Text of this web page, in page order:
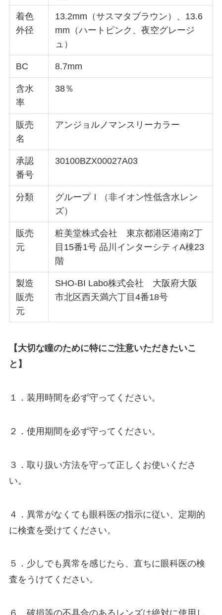
着⾊
外径
13.2mm（サスマタブラウン）、13.6
mm（ハートピンク、夜空グレージ
ュ）
BC 8.7mm
含⽔
率
38％
販売
名
アンジョルノマンスリーカラー
承認
番号
30100BZX00027A03
分類
グループＩ（⾮イオン性低含⽔レン
ズ）
販売
元
粧美堂株式会社 東京都港区港南2丁
⽬15番1号 品川インターシティA棟23
階
製造
販売
元
SHO-BI Labo株式会社 ⼤阪府⼤阪
市北区⻄天満六丁⽬4番18号
【⼤切な瞳のために特にご注意いただきたいこ
と】
１．装⽤時間を必ず守ってください。
２．使⽤期間を必ず守ってください。
３．取り扱い⽅法を守って正しくお使いくださ
い。
４．異常がなくても眼科医の指⽰に従い、定期的
に検査を受けてください。
５．少しでも異常を感じたら、直ちに眼科医の検
査をうけてください。